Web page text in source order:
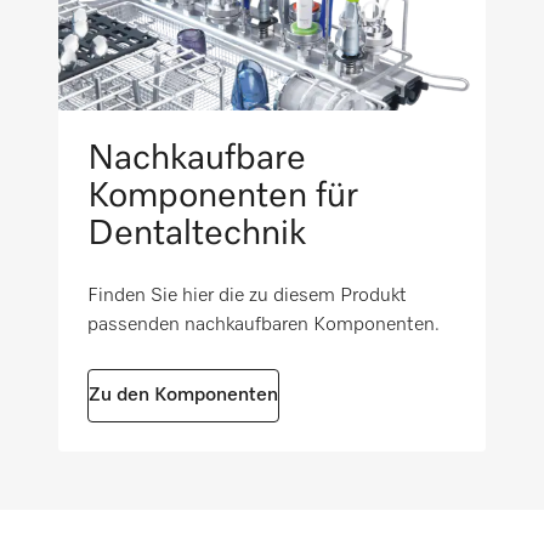
Nachkaufbare
Komponenten für
Dentaltechnik
Finden Sie hier die zu diesem Produkt
passenden nachkaufbaren Komponenten.
Zu den Komponenten